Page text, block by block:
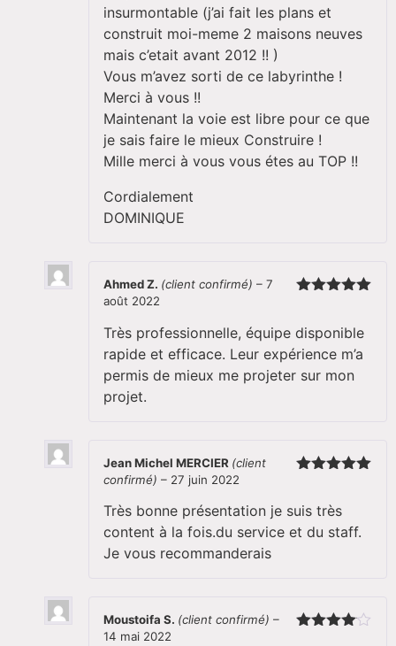
Moustoifa S. (client confirmé) –
14 mai 2022
Jean Michel MERCIER (client
confirmé) – 27 juin 2022
Très bonne présentation je suis très
content à la fois.du service et du staff.
Je vous recommanderais
Ahmed Z. (client confirmé) – 7
août 2022
Très professionnelle, équipe disponible
rapide et efficace. Leur expérience m’a
permis de mieux me projeter sur mon
projet.
insurmontable (j’ai fait les plans et
construit moi-meme 2 maisons neuves
mais c’etait avant 2012 !! )
Vous m’avez sorti de ce labyrinthe !
Merci à vous !!
Maintenant la voie est libre pour ce que
je sais faire le mieux Construire !
Mille merci à vous vous étes au TOP !!
Cordialement
DOMINIQUE